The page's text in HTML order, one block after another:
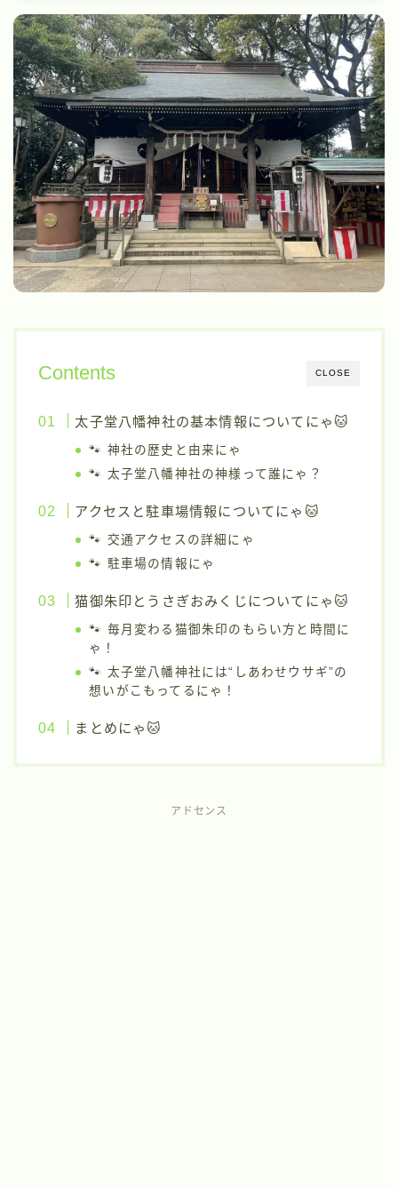
CLOSE
Contents
太子堂八幡神社の基本情報についてにゃ🐱
🐾 神社の歴史と由来にゃ
🐾 太子堂八幡神社の神様って誰にゃ？
アクセスと駐車場情報についてにゃ🐱
🐾 交通アクセスの詳細にゃ
🐾 駐車場の情報にゃ
猫御朱印とうさぎおみくじについてにゃ🐱
🐾 毎月変わる猫御朱印のもらい方と時間に
ゃ！
🐾 太子堂八幡神社には“しあわせウサギ”の
想いがこもってるにゃ！
まとめにゃ🐱
アドセンス